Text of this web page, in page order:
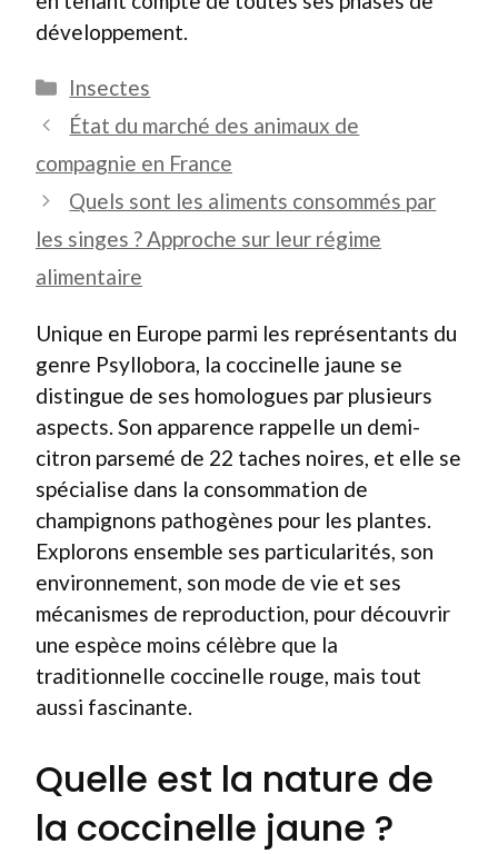
développement.
Catégories
Insectes
État du marché des animaux de
compagnie en France
Quels sont les aliments consommés par
les singes ? Approche sur leur régime
alimentaire
Unique en Europe parmi les représentants du
genre Psyllobora, la coccinelle jaune se
distingue de ses homologues par plusieurs
aspects. Son apparence rappelle un demi-
citron parsemé de 22 taches noires, et elle se
spécialise dans la consommation de
champignons pathogènes pour les plantes.
Explorons ensemble ses particularités, son
environnement, son mode de vie et ses
mécanismes de reproduction, pour découvrir
une espèce moins célèbre que la
traditionnelle coccinelle rouge, mais tout
aussi fascinante.
Quelle est la nature de
la coccinelle jaune ?